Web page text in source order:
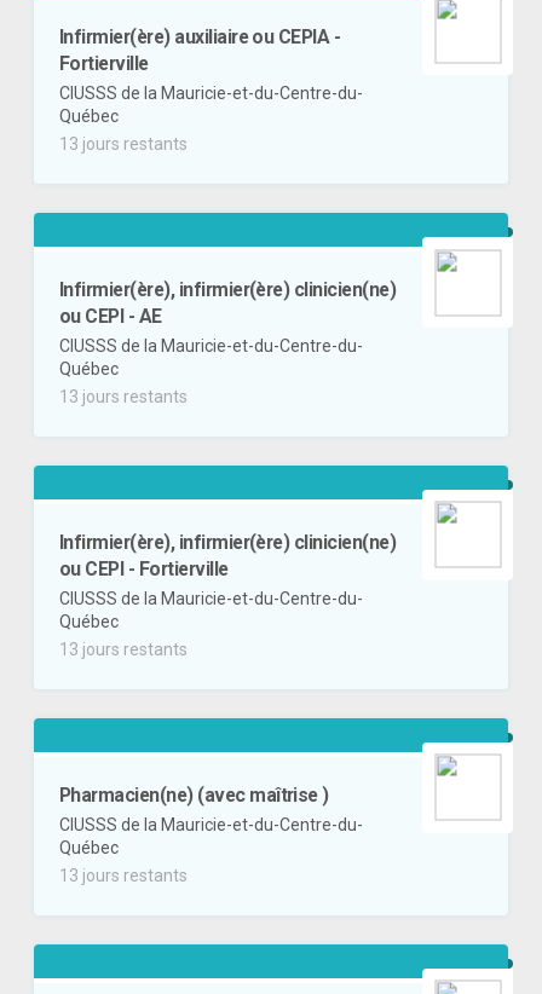
Infirmier(ère) auxiliaire ou CEPIA -
Fortierville
CIUSSS de la Mauricie-et-du-Centre-du-
Québec
13 jours restants
Infirmier(ère), infirmier(ère) clinicien(ne)
ou CEPI - AE
CIUSSS de la Mauricie-et-du-Centre-du-
Québec
13 jours restants
Infirmier(ère), infirmier(ère) clinicien(ne)
ou CEPI - Fortierville
CIUSSS de la Mauricie-et-du-Centre-du-
Québec
13 jours restants
Pharmacien(ne) (avec maîtrise )
CIUSSS de la Mauricie-et-du-Centre-du-
Québec
13 jours restants